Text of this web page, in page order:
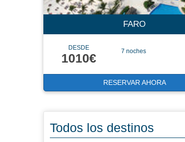
FARO
DESDE
1010€ 7 noches
RESERVAR AHORA
Todos los destinos